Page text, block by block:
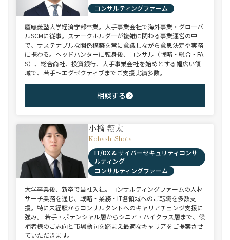
コンサルティングファーム
慶應義塾大学経済学部卒業。大手事業会社で海外事業・グローバ
ルSCMに従事。ステークホルダーが複雑に関わる事業運営の中
で、サステナブルな関係構築を常に意識しながら意思決定や実務
に携わる。ヘッドハンターに転身後、コンサル（戦略・総合・FA
S）、総合商社、投資銀行、大手事業会社を始めとする幅広い領
域で、若手～エグゼクティブまでご支援実績多数。
相談する
小橋 翔太
Kobashi Shota
IT/DX & サイバーセキュリティコンサ
ルティング
コンサルティングファーム
大学卒業後、新卒で当社入社。コンサルティングファームの人材
サーチ業務を通じ、戦略・業務・IT各領域へのご転職を多数支
援。特に未経験からコンサルタントへのキャリアチェンジ支援に
強み。 若手・ポテンシャル層からシニア・ハイクラス層まで、候
補者様のご志向と市場動向を踏まえ最適なキャリアをご提案させ
ていただきます。